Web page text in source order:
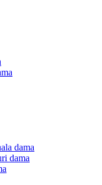
dama
dama